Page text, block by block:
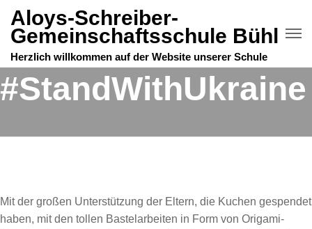
Aloys-Schreiber-
Gemeinschaftsschule Bühl
Herzlich willkommen auf der Website unserer Schule
#StandWithUkraine
Mit der großen Unterstützung der Eltern, die Kuchen gespendet
haben, mit den tollen Bastelarbeiten in Form von Origami-